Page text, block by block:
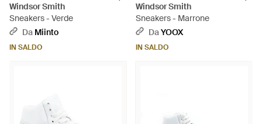
Windsor Smith
Sneakers - Verde
Da Miinto
IN SALDO
Windsor Smith
Sneakers - Marrone
DaYOOX
IN SALDO